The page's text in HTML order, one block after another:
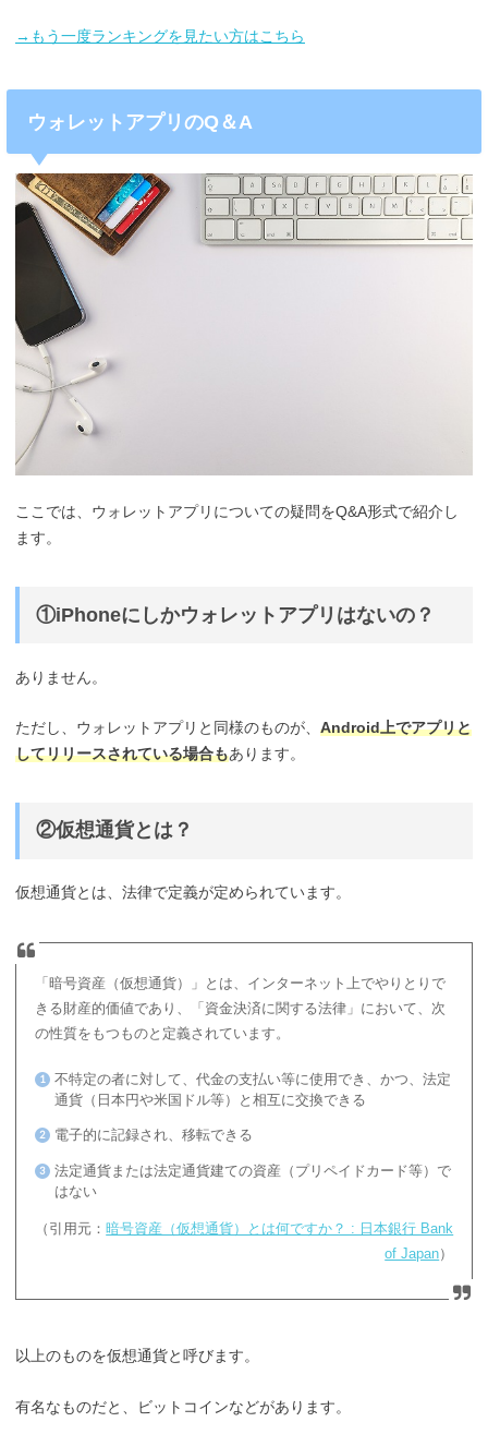
→もう一度ランキングを見たい方はこちら
ウォレットアプリのQ＆A
ここでは、ウォレットアプリについての疑問をQ&A形式で紹介し
ます。
①iPhoneにしかウォレットアプリはないの？
ありません。
ただし、ウォレットアプリと同様のものが、 Android上でアプリと
してリリースされている場合もあります。
②仮想通貨とは？
仮想通貨とは、法律で定義が定められています。
「暗号資産（仮想通貨）」とは、インターネット上でやりとりで
きる財産的価値であり、「資金決済に関する法律」において、次
の性質をもつものと定義されています。
不特定の者に対して、代金の支払い等に使用でき、かつ、法定
通貨（日本円や米国ドル等）と相互に交換できる
電子的に記録され、移転できる
法定通貨または法定通貨建ての資産（プリペイドカード等）で
はない
（引用元：暗号資産（仮想通貨）とは何ですか？ : 日本銀行 Bank
of Japan）
以上のものを仮想通貨と呼びます。
有名なものだと、ビットコインなどがあります。